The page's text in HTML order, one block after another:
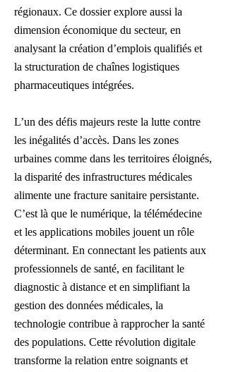
régionaux. Ce dossier explore aussi la
dimension économique du secteur, en
analysant la création d’emplois qualifiés et
la structuration de chaînes logistiques
pharmaceutiques intégrées.
L’un des défis majeurs reste la lutte contre
les inégalités d’accès. Dans les zones
urbaines comme dans les territoires éloignés,
la disparité des infrastructures médicales
alimente une fracture sanitaire persistante.
C’est là que le numérique, la télémédecine
et les applications mobiles jouent un rôle
déterminant. En connectant les patients aux
professionnels de santé, en facilitant le
diagnostic à distance et en simplifiant la
gestion des données médicales, la
technologie contribue à rapprocher la santé
des populations. Cette révolution digitale
transforme la relation entre soignants et